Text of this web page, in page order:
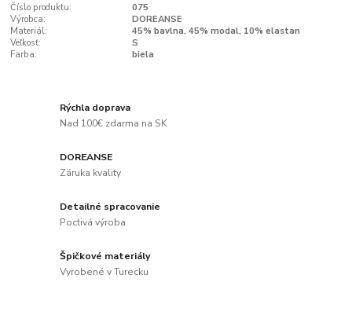
Číslo produktu:
075
Výrobca:
DOREANSE
Materiál:
45% bavlna, 45% modal, 10% elastan
Veľkosť:
S
Farba:
biela
Rýchla doprava
Nad 100€ zdarma na SK
DOREANSE
Záruka kvality
Detailné spracovanie
Poctivá výroba
Špičkové materiály
Vyrobené v Turecku